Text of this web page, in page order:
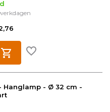
Hanglamp - Ø 32 cm -